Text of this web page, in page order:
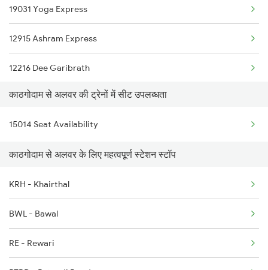
5013 Ranikhet Spl
5014 Ranikhet Spl
5044 Kgm Ljn Spl
9075 Bdts Rmr Spl
9076 Rmr Bdts Sf Spl
12039 Ndls Shatabadi
12040 Kathgodam Shtbdi
19031 Yoga Express
12915 Ashram Express
12216 Dee Garibrath
14312 Bhuj Be Exp
2215 Bdts G Rath Spl
2216 Dee Garibrath
2403 Pryj Jp Sf Spl
2404 Jp Pryj Spl
2422 Aii Festivl Spl
काठगोदाम से अलवर की ट्रेनों में सीट उपलब्धता
15014 Seat Availability
काठगोदाम से अलवर के लिए महत्वपूर्ण स्टेशन स्टॉप
KRH - Khairthal
BWL - Bawal
RE - Rewari